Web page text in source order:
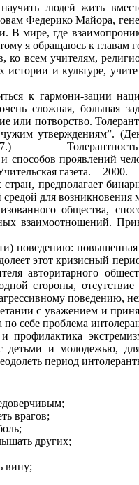
людей жить
Федерико Майора,
В мире, где
я обращаюсь к
всем учителям,
и культуре,
О
к гармони-зации
сложная, большая
потворство.
утверждениям”.
Толерантность ( от
проявлений
ноября 1995
предполагает
для
общества,
взаимоотношений.
период
поведению: повышенная
этот кризисный
авторитарного
стороны,
поведению,
с уважением и
профилактика
и молодежью,
и
врагов;
других;
вину;